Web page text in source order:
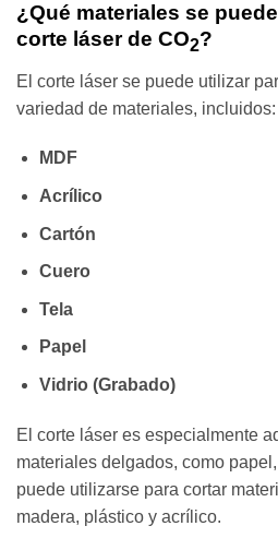
¿Qué materiales se
corte láser de CO2?
El corte láser se puede utilizar
variedad de materiales, incluidos:
MDF
Acrílico
Cartón
Cuero
Tela
Papel
Vidrio (Grabado)
El corte láser es especialmente
materiales delgados, como
puede utilizarse para cortar
madera, plástico y acrílico.